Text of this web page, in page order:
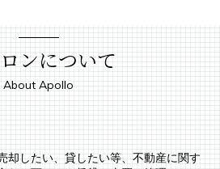
ンについて
About Apollo
却したい、貸したい等、不動産に関す